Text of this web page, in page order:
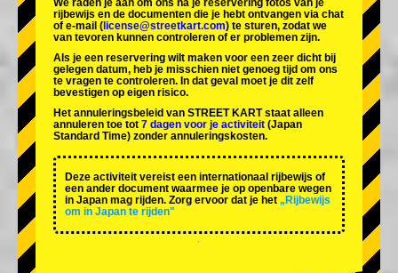
We raden je aan om ons na je reservering fotos van je
rijbewijs en de documenten die je hebt ontvangen via chat
of e-mail ( license@streetkart.com) te sturen, zodat we
van tevoren kunnen controleren of er problemen zijn.
Als je een reservering wilt maken voor een zeer dicht bij
gelegen datum, heb je misschien niet genoeg tijd om ons
te vragen te controleren. In dat geval moet je dit zelf
bevestigen op eigen risico.
Het annuleringsbeleid van STREET KART staat alleen
annuleren toe tot 7 dagen voor je activiteit (Japan
Standard Time) zonder annuleringskosten.
Deze activiteit vereist een internationaal rijbewijs of
een ander document waarmee je op openbare wegen
in Japan mag rijden. Zorg ervoor dat je het „Rijbewijs
om in Japan te rijden"